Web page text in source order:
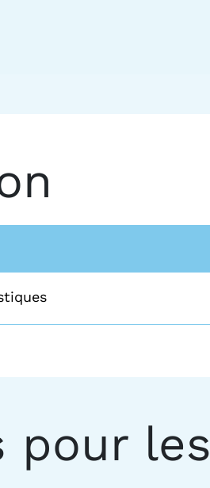
pour